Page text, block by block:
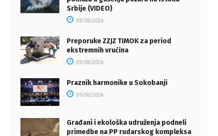
Srbije (VIDEO)
05/08/2026
Preporuke ZZJZ TIMOK za period
ekstremnih vrućina
05/08/2026
Praznik harmonike u Sokobanji
05/08/2026
Građani i ekološka udruženja podneli
primedbe na PP rudarskog kompleksa